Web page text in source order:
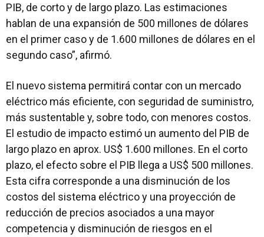
PIB, de corto y de largo plazo. Las estimaciones
hablan de una expansión de 500 millones de dólares
en el primer caso y de 1.600 millones de dólares en el
segundo caso”, afirmó.
El nuevo sistema permitirá contar con un mercado
eléctrico más eficiente, con seguridad de suministro,
más sustentable y, sobre todo, con menores costos.
El estudio de impacto estimó un aumento del PIB de
largo plazo en aprox. US$ 1.600 millones. En el corto
plazo, el efecto sobre el PIB llega a US$ 500 millones.
Esta cifra corresponde a una disminución de los
costos del sistema eléctrico y una proyección de
reducción de precios asociados a una mayor
competencia y disminución de riesgos en el